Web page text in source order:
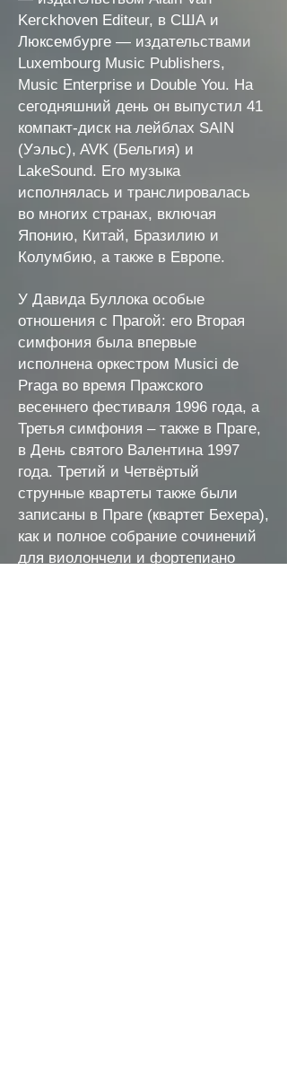
Kerckhoven Editeur, в США и
Люксембурге — издательствами
Luxembourg Music Publishers,
Music Enterprise и Double You. На
сегодняшний день он выпустил 41
компакт-диск на лейблах SAIN
(Уэльс), AVK (Бельгия) и
LakeSound. Его музыка
исполнялась и транслировалась
во многих странах, включая
Японию, Китай, Бразилию и
Колумбию, а также в Европе.
У Давида Буллока особые
отношения с Прагой: его Вторая
симфония была впервые
исполнена оркестром Musici de
Praga во время Пражского
весеннего фестиваля 1996 года, а
Третья симфония – также в Праге,
в День святого Валентина 1997
года. Третий и Четвёртый
струнные квартеты также были
записаны в Праге (квартет Бехера),
как и полное собрание сочинений
для виолончели и фортепиано